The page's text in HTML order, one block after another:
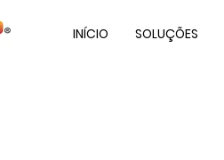
INÍCIO SOLUÇÕES